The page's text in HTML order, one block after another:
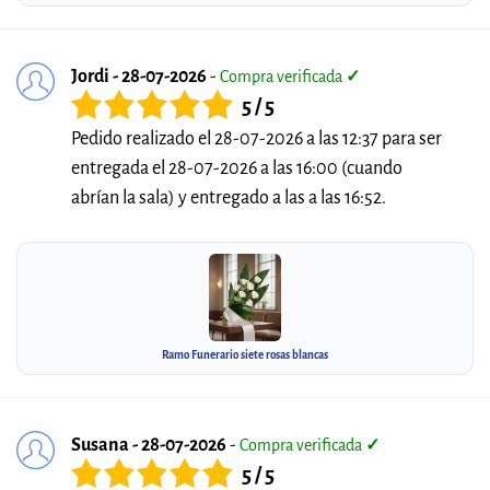
Jordi - 28-07-2026 - Compra verificada ✓
5 / 5
Pedido realizado el 28-07-2026 a las 12:37 para ser
entregada el 28-07-2026 a las 16:00 (cuando
abrían la sala) y entregado a las a las 16:52.
Ramo Funerario siete rosas blancas
Susana - 28-07-2026 - Compra verificada ✓
5 / 5